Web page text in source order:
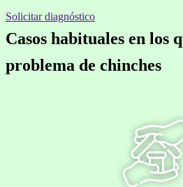
Solicitar diagnóstico
Casos habituales en los
problema de chinches